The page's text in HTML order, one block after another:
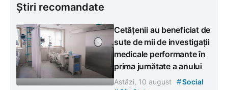
Știri recomandate
Cetățenii au beneficiat de
sute de mii de investigații
medicale performante în
prima jumătate a anului
Astăzi, 10 august #Social